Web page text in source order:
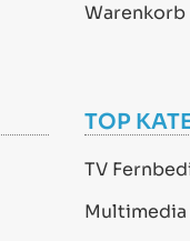
Warenkorb
TOP
TV